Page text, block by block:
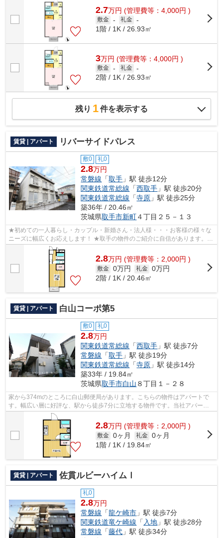
2.7万円 (管理費等：4,000円 )
敷金 - 礼金 -
1階 / 1K / 26.93㎡
3万円 (管理費等：4,000円 )
敷金 - 礼金 -
2階 / 1K / 26.93㎡
残り 1件を表示する
賃貸 | アパート リバーサイドパレス
敷0 礼0
2.8万円
常磐線 「取手 」駅 徒歩12分
関東鉄道常総線 「西取手 」駅 徒歩20分
関東鉄道常総線 「寺原 」駅 徒歩25分
築36年 / 20.46㎡
茨城県取手市新町４丁目２５－１３
★初めての一人暮らし・カップル・新婚さん・法人様・・・お客様の様々な
ニーズに幅広くお応えします！ ★取手の物件のご紹介に自信があります。取
手エリアの最新賃貸情報を幅広く豊富な...
2.8万円 (管理費等：2,000円 )
敷金 0万円 礼金 0万円
2階 / 1K / 20.46㎡
賃貸 | アパート 白山コーポ第5
敷0 礼0
2.8万円
関東鉄道常総線 「西取手 」駅 徒歩7分
常磐線 「取手 」駅 徒歩19分
関東鉄道常総線 「寺原 」駅 徒歩14分
築33年 / 19.84㎡
茨城県取手市白山 ８丁目１－２８
家から374mのところに白山郵便局があります。こちらの物件はアパートで
す。幅広い層に好評な、駅から徒歩7分に立地する物件です。当社アパート
マンション館 取手店があなた様にお届け...
2.8万円 (管理費等：2,000円 )
敷金 0ヶ月 礼金 0ヶ月
1階 / 1K / 19.84㎡
賃貸 | アパート 佐貫ルビーハイムⅠ
礼0
2.8万円
常磐線 「龍ケ崎市 」駅 徒歩7分
関東鉄道竜ケ崎線 「 入地 」駅 徒歩28分
常磐線 「藤代 」駅 徒歩34分